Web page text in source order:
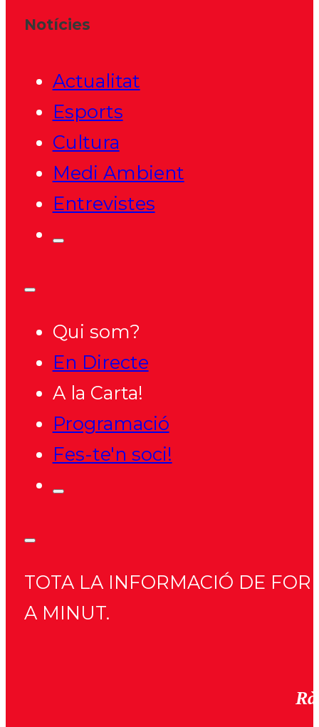
Notícies
Actualitat
Esports
Cultura
Medi Ambient
Entrevistes
Qui som?
En Directe
A la Carta!
Programació
Fes-te'n soci!
TOTA LA INFORMACIÓ DE
A MINUT.